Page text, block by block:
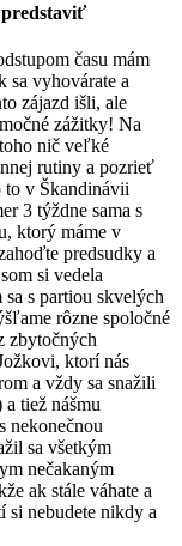
predstaviť
času mám
sa vyhovárate a
zájazd išli, ale
zážitky! Na
nič veľké
rutiny a pozrieť
to v Škandinávii
3 týždne sama s
ktorý máme v
predsudky a
si vedela
sa s partiou skvelých
rôzne spoločné
zbytočných
ktorí nás
a vždy sa snažili
tiež nášmu
nekonečnou
sa všetkým
nečakaným
ak stále váhate a
si nebudete nikdy a